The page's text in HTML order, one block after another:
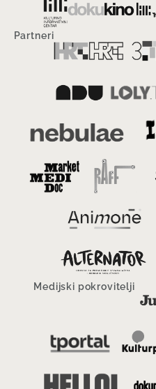
Partneri
Medijski pokrovitelji